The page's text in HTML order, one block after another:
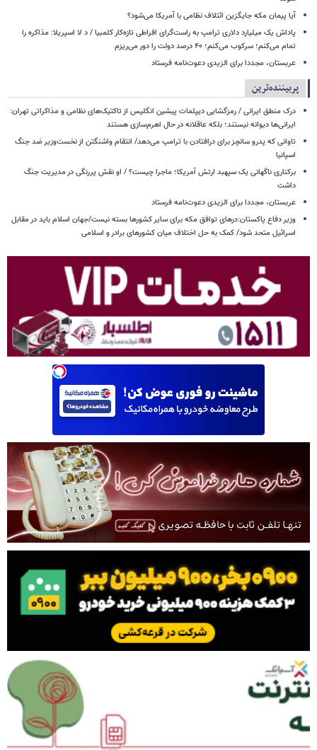
آیا پیمان مکه جایگزین ائتلاف نظامی با آمریکا می‌شود؟
پاداش یک میلیارد دلاری ترامپ به راست‌گرای افراطی تازه‌کار کلمبیا / د لا اسپریلا: مذاکره را
تمام می‌کنم؛ سرکوب می‌کنم؛ ۴۰ درصد دولت را دور می‌ریزم
عربستان، مجددا برای الزیدی دعوت‌نامه فرستاد
پربیننده‌ترین
درک منطق ایرانی / رمزگشایی دیپلمات پیشین انگلیس از تاکتیک‌های نظامی و مذاکراتی تهران:
ایرانی‌ها دیوانه نیستند؛ بلکه عاقلانه در حال اهرم‌سازی هستند
تاوانی که پدرو سانچز برای درافتادن با ترامپ می‌دهد/ انتقام واشنگتن از نخست‌وزیر ضد جنگ
اسپانیا
برکناری ناگهانی یک سپهبد ارتش آمریکا؛ ماجرا چیست؟ / او نقش پررنگی در مدیریت جنگ
داشت
عربستان، مجددا برای الزیدی دعوت‌نامه فرستاد
وزیر دفاع پاکستان:درهای توافق مکه برای سایر کشورها بسته نیست/جهان اسلام باید در مقابل
اسرائیل متحد شود/ کمک به حل اختلاف میان کشورهای برادر و اسلامی